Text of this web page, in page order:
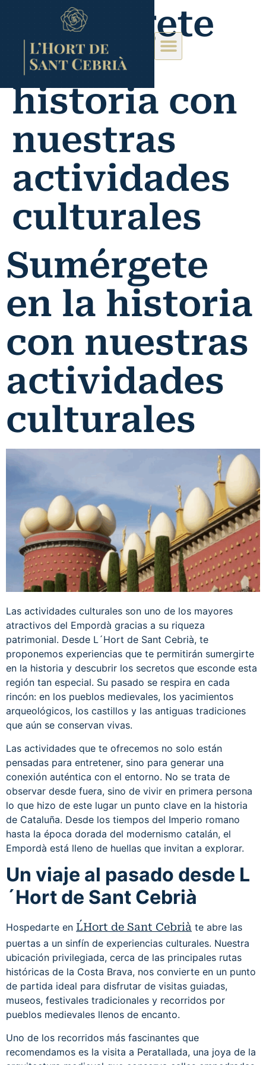
Sumérgete
en la
historia con
nuestras
actividades
culturales
Sumérgete
en la historia
con nuestras
actividades
culturales
Las actividades culturales son uno de los mayores
atractivos del Empordà gracias a su riqueza
patrimonial. Desde L´Hort de Sant Cebrià, te
proponemos experiencias que te permitirán sumergirte
en la historia y descubrir los secretos que esconde esta
región tan especial. Su pasado se respira en cada
rincón: en los pueblos medievales, los yacimientos
arqueológicos, los castillos y las antiguas tradiciones
que aún se conservan vivas.
Las actividades que te ofrecemos no solo están
pensadas para entretener, sino para generar una
conexión auténtica con el entorno. No se trata de
observar desde fuera, sino de vivir en primera persona
lo que hizo de este lugar un punto clave en la historia
de Cataluña. Desde los tiempos del Imperio romano
hasta la época dorada del modernismo catalán, el
Empordà está lleno de huellas que invitan a explorar.
Un viaje al pasado desde L
´Hort de Sant Cebrià
Hospedarte en L´Hort de Sant Cebrià te abre las
puertas a un sinfín de experiencias culturales. Nuestra
ubicación privilegiada, cerca de las principales rutas
históricas de la Costa Brava, nos convierte en un punto
de partida ideal para disfrutar de visitas guiadas,
museos, festivales tradicionales y recorridos por
pueblos medievales llenos de encanto.
Uno de los recorridos más fascinantes que
recomendamos es la visita a Peratallada, una joya de la